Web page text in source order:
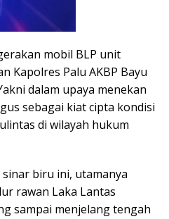
mobil BLP unit
Kapolres Palu AKBP Bayu
dalam upaya menekan
sebagai kiat cipta kondisi
di wilayah hukum
biru ini, utamanya
rawan Laka Lantas
sampai menjelang tengah